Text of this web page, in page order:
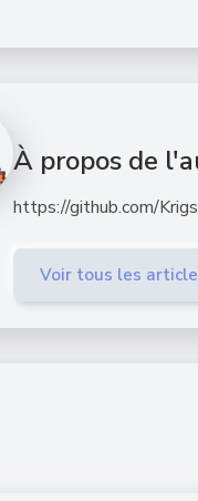
À propos de
https://github.com/
Voir tous les